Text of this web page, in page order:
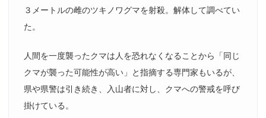
３メートルの雌のツキノワグマを射殺。解体して調べてい
た。
人間を一度襲ったクマは人を恐れなくなることから「同じ
クマが襲った可能性が高い」と指摘する専門家もいるが、
県や県警は引き続き、入山者に対し、クマへの警戒を呼び
掛けている。